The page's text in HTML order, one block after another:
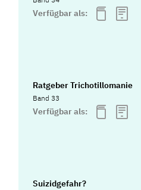
Verfügbar als:
Ratgeber Trichotillomanie
Band 33
Verfügbar als:
Suizidgefahr?